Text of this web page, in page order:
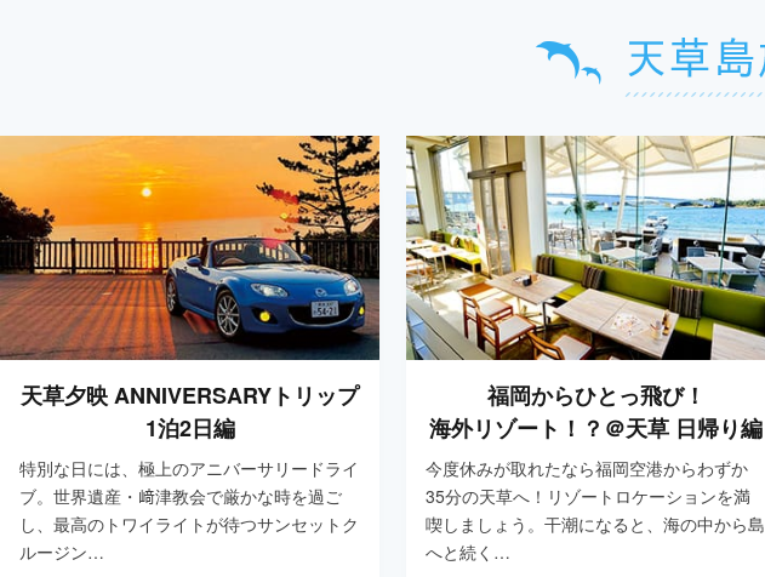
天草夕映 ANNIVERSARYトリップ
1泊2日編
特別な日には、極上のアニバーサリードライ
ブ。世界遺産・﨑津教会で厳かな時を過ご
し、最高のトワイライトが待つサンセットク
ルージン…
福岡からひとっ飛び！
海外リゾート！？＠天草 日帰り編
今度休みが取れたなら福岡空港からわずか
35分の天草へ！リゾートロケーションを満
喫しましょう。干潮になると、海の中から島
へと続く…